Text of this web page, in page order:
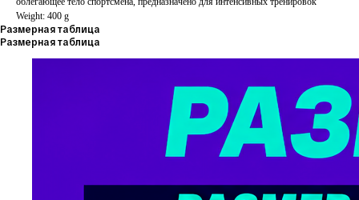
Weight: 400 g
Размерная таблица
Размерная таблица